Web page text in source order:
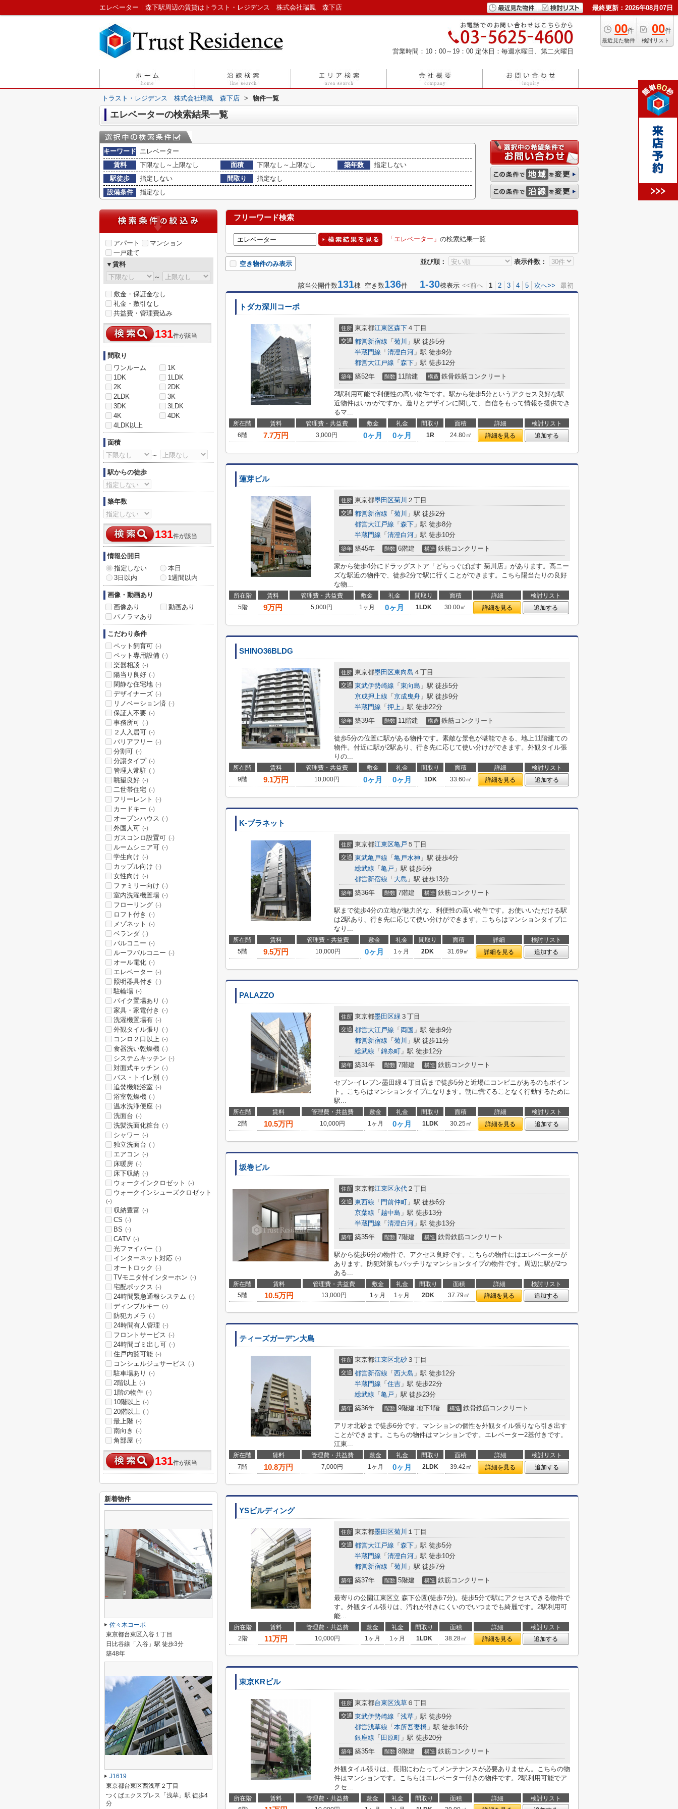
エレベーター｜森下駅周辺の賃貸はトラスト・レジデンス 株式会社瑞鳳 森下店 最終更新：2026年08月07日
00件
最近見た物件
00件
検討リスト
営業時間：10：00～19：00 定休日：毎週水曜日、第二火曜日
トラスト・レジデンス 株式会社瑞鳳 森下店 > 物件一覧
エレベーターの検索結果一覧
キーワード エレベーター
賃料
下限なし～上限なし 面積 下限なし～上限なし 築年数
指定しない
駅徒歩
指定しない 間取り
指定なし
設備条件
指定なし
フリーワード検索
「エレベーター」 の検索結果一覧
並び順： 表示件数：
空き物件のみ表示
該当公開件数131棟 空き数136件 1-30棟表示 <<前へ 1 2 3 4 5 次へ>> 最初
トダカ深川コーポ
住所 東京都江東区森下 ４丁目
交通 都営新宿線 「 菊川 」駅 徒歩5分
半蔵門線 「 清澄白河 」駅 徒歩9分
都営大江戸線 「 森下 」駅 徒歩12分
築年 築52年 階数 11階建 構造 鉄骨鉄筋コンクリート
2駅利用可能で利便性の高い物件です。駅から徒歩5分というアクセス良好な駅
近物件はいかがですか。造りとデザインに関して、自信をもって情報を提供でき
るマ...
所在階 賃料 管理費・共益費 敷金 礼金 間取り 面積 詳細
検討リスト
6階
7.7万円 3,000円 0ヶ月 0ヶ月 1R 24.80㎡ 詳細を見る 追加する
蓮芽ビル
住所 東京都墨田区菊川 ２丁目
交通 都営新宿線 「 菊川 」駅 徒歩2分
都営大江戸線 「 森下 」駅 徒歩8分
半蔵門線 「 清澄白河 」駅 徒歩10分
築年 築45年 階数 6階建 構造 鉄筋コンクリート
家から徒歩4分にドラッグストア「どらっぐぱぱす 菊川店」があります。高ニー
ズな駅近の物件で、徒歩2分で駅に行くことができます。こちら陽当たりの良好
な物...
所在階 賃料 管理費・共益費 敷金 礼金 間取り 面積 詳細
検討リスト
5階
9万円 5,000円 1ヶ月 0ヶ月 1LDK 30.00㎡ 詳細を見る 追加する
SHINO36BLDG
住所 東京都墨田区東向島 ４丁目
交通 東武伊勢崎線 「 東向島 」駅 徒歩5分
京成押上線 「 京成曳舟 」駅 徒歩9分
半蔵門線 「 押上 」駅 徒歩22分
築年 築39年 階数 11階建 構造 鉄筋コンクリート
徒歩5分の位置に駅がある物件です。素敵な景色が堪能できる、地上11階建ての
物件。付近に駅が2駅あり、行き先に応じて使い分けができます。外観タイル張
りの...
所在階 賃料 管理費・共益費 敷金 礼金 間取り 面積 詳細
検討リスト
9階
9.1万円 10,000円 0ヶ月 0ヶ月 1DK 33.60㎡ 詳細を見る 追加する
K-プラネット
住所 東京都江東区亀戸 ５丁目
交通 東武亀戸線 「 亀戸水神 」駅 徒歩4分
総武線 「 亀戸 」駅 徒歩5分
都営新宿線 「 大島 」駅 徒歩13分
築年 築36年 階数 7階建 構造 鉄筋コンクリート
駅まで徒歩4分の立地が魅力的な、利便性の高い物件です。お使いいただける駅
は2駅あり、行き先に応じて使い分けができます。こちらはマンションタイプに
なり...
所在階 賃料 管理費・共益費 敷金 礼金 間取り 面積 詳細
検討リスト
5階
9.5万円 10,000円 0ヶ月 1ヶ月 2DK 31.69㎡ 詳細を見る 追加する
PALAZZO
住所 東京都墨田区緑 ３丁目
交通 都営大江戸線 「 両国 」駅 徒歩9分
都営新宿線 「 菊川 」駅 徒歩11分
総武線 「 錦糸町 」駅 徒歩12分
築年 築31年 階数 7階建 構造 鉄筋コンクリート
セブン-イレブン墨田緑４丁目店まで徒歩5分と近場にコンビニがあるのもポイン
ト。こちらはマンションタイプになります。朝に慌てることなく行動するために
駅...
所在階 賃料 管理費・共益費 敷金 礼金 間取り 面積 詳細
検討リスト
2階
10.5万円 10,000円 1ヶ月 0ヶ月 1LDK 30.25㎡ 詳細を見る 追加する
坂巻ビル
住所 東京都江東区永代 ２丁目
交通 東西線 「 門前仲町 」駅 徒歩6分
京葉線 「 越中島 」駅 徒歩13分
半蔵門線 「 清澄白河 」駅 徒歩13分
築年 築35年 階数 7階建 構造 鉄骨鉄筋コンクリート
駅から徒歩6分の物件で、アクセス良好です。こちらの物件にはエレベーターが
あります。防犯対策もバッチリなマンションタイプの物件です。周辺に駅が2つ
ある...
所在階 賃料 管理費・共益費 敷金 礼金 間取り 面積 詳細
検討リスト
5階
10.5万円 13,000円 1ヶ月 1ヶ月 2DK 37.79㎡ 詳細を見る 追加する
ティーズガーデン大島
住所 東京都江東区北砂 ３丁目
交通 都営新宿線 「 西大島 」駅 徒歩12分
半蔵門線 「 住吉 」駅 徒歩22分
総武線 「 亀戸 」駅 徒歩23分
築年 築36年 階数 9階建 地下1階 構造 鉄骨鉄筋コンクリート
アリオ北砂まで徒歩6分です。マンションの個性を外観タイル張りなら引き出す
ことができます。こちらの物件はマンションです。エレベーター2基付きです。
江東...
所在階 賃料 管理費・共益費 敷金 礼金 間取り 面積 詳細
検討リスト
7階
10.8万円 7,000円 1ヶ月 0ヶ月 2LDK 39.42㎡ 詳細を見る 追加する
YSビルディング
住所 東京都墨田区菊川 １丁目
交通 都営大江戸線 「 森下 」駅 徒歩5分
半蔵門線 「 清澄白河 」駅 徒歩10分
都営新宿線 「 菊川 」駅 徒歩7分
築年 築37年 階数 5階建 構造 鉄筋コンクリート
最寄りの公園江東区立 森下公園(徒歩7分)。徒歩5分で駅にアクセスできる物件で
す。外観タイル張りは、汚れが付きにくいのでいつまでも綺麗です。2駅利用可
能...
所在階 賃料 管理費・共益費 敷金 礼金 間取り 面積 詳細
検討リスト
2階
11万円 10,000円 1ヶ月 1ヶ月 1LDK 38.28㎡ 詳細を見る 追加する
東京KRビル
住所 東京都台東区浅草 ６丁目
交通 東武伊勢崎線 「 浅草 」駅 徒歩9分
都営浅草線 「 本所吾妻橋 」駅 徒歩16分
銀座線 「 田原町 」駅 徒歩20分
築年 築35年 階数 8階建 構造 鉄筋コンクリート
外観タイル張りは、長期にわたってメンテナンスが必要ありません。こちらの物
件はマンションです。こちらはエレベーター付きの物件です。2駅利用可能でア
クセ...
所在階 賃料 管理費・共益費 敷金 礼金 間取り 面積 詳細
検討リスト
アパート
マンション
一戸建て
▼賃料
～
敷金・保証金なし
礼金・敷引なし
共益費・管理費込み
131件が該当
間取り
ワンルーム
1K
1DK
1LDK
2K
2DK
2LDK
3K
3DK
3LDK
4K
4DK
4LDK以上
面積
～
駅からの徒歩
築年数
131件が該当
情報公開日
指定しない
本日
3日以内
1週間以内
画像・動画あり
画像あり
動画あり
パノラマあり
こだわり条件
ペット飼育可 (-)
ペット専用設備 (-)
楽器相談 (-)
陽当り良好 (-)
閑静な住宅地 (-)
デザイナーズ (-)
リノベーション済 (-)
保証人不要 (-)
事務所可 (-)
２人入居可 (-)
バリアフリー (-)
分割可 (-)
分譲タイプ (-)
管理人常駐 (-)
眺望良好 (-)
二世帯住宅 (-)
フリーレント (-)
カードキー (-)
オープンハウス (-)
外国人可 (-)
ガスコンロ設置可 (-)
ルームシェア可 (-)
学生向け (-)
カップル向け (-)
女性向け (-)
ファミリー向け (-)
室内洗濯機置場 (-)
フローリング (-)
ロフト付き (-)
メゾネット (-)
ベランダ (-)
バルコニー (-)
ルーフバルコニー (-)
オール電化 (-)
エレベーター (-)
照明器具付き (-)
駐輪場 (-)
バイク置場あり (-)
家具・家電付き (-)
洗濯機置場有 (-)
外観タイル張り (-)
コンロ２口以上 (-)
食器洗い乾燥機 (-)
システムキッチン (-)
対面式キッチン (-)
バス・トイレ別 (-)
追焚機能浴室 (-)
浴室乾燥機 (-)
温水洗浄便座 (-)
洗面台 (-)
洗髪洗面化粧台 (-)
シャワー (-)
独立洗面台 (-)
エアコン (-)
床暖房 (-)
床下収納 (-)
ウォークインクロゼット (-)
ウォークインシューズクロゼット
(-)
収納豊富 (-)
CS (-)
BS (-)
CATV (-)
光ファイバー (-)
インターネット対応 (-)
オートロック (-)
TVモニタ付インターホン (-)
宅配ボックス (-)
24時間緊急通報システム (-)
ディンプルキー (-)
防犯カメラ (-)
24時間有人管理 (-)
フロントサービス (-)
24時間ゴミ出し可 (-)
住戸内覧可能 (-)
コンシェルジュサービス (-)
駐車場あり (-)
2階以上 (-)
1階の物件 (-)
10階以上 (-)
20階以上 (-)
最上階 (-)
南向き (-)
角部屋 (-)
131件が該当
新着物件
佐々木コーポ
東京都台東区入谷１丁目
日比谷線「入谷」駅 徒歩3分
築48年
J1619
東京都台東区西浅草２丁目
つくばエクスプレス「浅草」駅 徒歩4
分